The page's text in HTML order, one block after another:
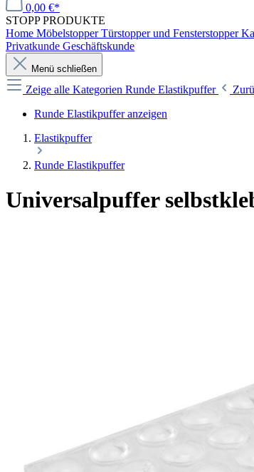
0,00 €*
STOPP PRODUKTE
Home Möbelstopper Türstopper und Fensterstopper
Privatkunde Geschäftskunde
Menü schließen
Zeige alle Kategorien Runde Elastikpuffer
Runde Elastikpuffer anzeigen
Elastikpuffer
Runde Elastikpuffer
Universalpuffer